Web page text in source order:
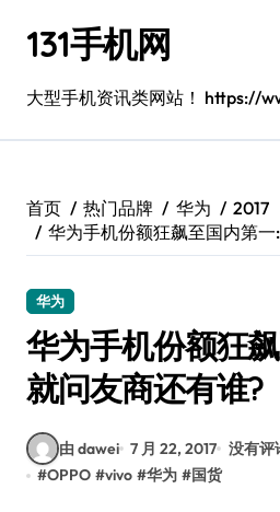
131手机网
大型手机资讯类网站！ https://
首页 热门品牌 华为
2017
华为手机份额狂飙至国内第
华为
华为手机份额狂
就问友商还有谁?
由 dawei 7 月 22, 2017 没有评
#OPPO #vivo #华为 #国货